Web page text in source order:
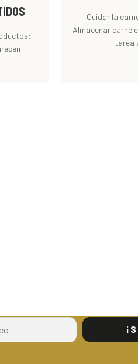
Cuidar la
Almacenar carne
tarea